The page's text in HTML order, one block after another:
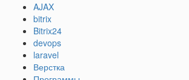
AJAX
bitrix
Bitrix24
devops
laravel
Верстка